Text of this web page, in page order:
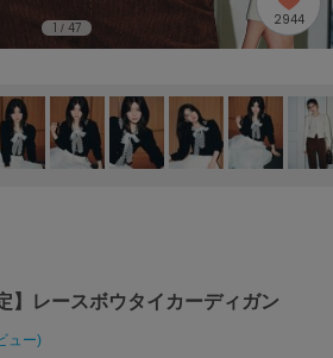
1 / 47 2944
】レースボウタイカーディガン
ュー)